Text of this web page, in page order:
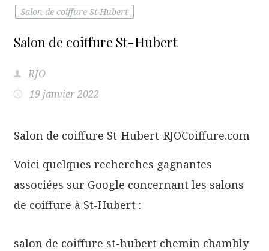
Salon de coiffure St-Hubert
Salon de coiffure St-Hubert
RJO
19 janvier 2022
Salon de coiffure St-Hubert-RJOCoiffure.com
Voici quelques recherches gagnantes
associées sur Google concernant les salons
de coiffure à St-Hubert :
salon de coiffure st-hubert chemin chambly